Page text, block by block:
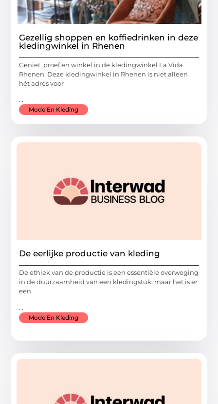
Gezellig shoppen en koffiedrinken in deze
kledingwinkel in Rhenen
Geniet, proef en winkel in de kledingwinkel La Vida
Rhenen. Deze kledingwinkel in Rhenen is niet alleen
hét adres voor
...
Mode En Kleding
De eerlijke productie van kleding
De ethiek van de productie is een essentiële overweging
in de duurzaamheid van een kledingstuk, maar het is er
een
...
Mode En Kleding